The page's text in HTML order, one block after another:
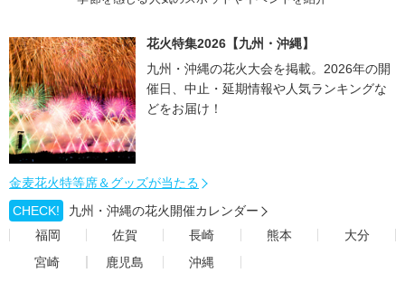
花火特集2026【九州・沖縄】
九州・沖縄の花火大会を掲載。2026年の開
催日、中止・延期情報や人気ランキングな
どをお届け！
金麦花火特等席＆グッズが当たる
CHECK!
九州・沖縄の花火開催カレンダー
福岡
佐賀 長崎 熊本
大分
宮崎
鹿児島 沖縄